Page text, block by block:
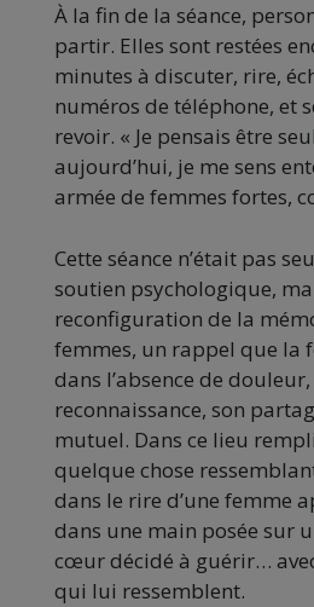
À la fin de la séance,
partir. Elles sont restées
minutes à discuter, rire,
numéros de téléphone, et
revoir. « Je pensais être
aujourd’hui, je me sens
armée de femmes fortes,
Cette séance n’était pas
soutien psychologique,
reconfiguration de la
femmes, un rappel que la
dans l’absence de
reconnaissance, son
mutuel. Dans ce lieu
quelque chose
dans le rire d’une femme
dans une main posée sur
cœur décidé à guérir…
qui lui ressemblent.